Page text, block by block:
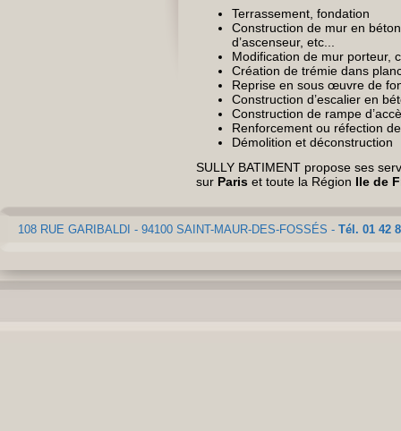
Terrassement, fondation
Construction de mur en
d’ascenseur, etc...
Modification de mur porteur,
Création de trémie dans
Reprise en sous œuvre de
Construction d’escalier en
Construction de rampe
Renforcement ou réfection
Démolition et déconstruction
SULLY BATIMENT propose ses
sur Paris et toute la Région Ile de
108 RUE GARIBALDI - 94100 SAINT-MAUR-DES-FOSSÉS - Tél. 01 42